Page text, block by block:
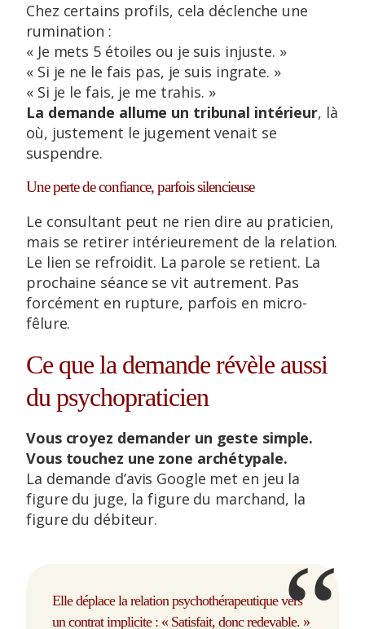
Chez certains profils, cela déclenche une
rumination :
« Je mets 5 étoiles ou je suis injuste. »
« Si je ne le fais pas, je suis ingrate. »
« Si je le fais, je me trahis. »
La demande allume un tribunal intérieur, là
où, justement le jugement venait se
suspendre.
Une perte de confiance, parfois silencieuse
Le consultant peut ne rien dire au praticien,
mais se retirer intérieurement de la relation.
Le lien se refroidit. La parole se retient. La
prochaine séance se vit autrement. Pas
forcément en rupture, parfois en micro-
fêlure.
Ce que la demande révèle aussi
du psychopraticien
Vous croyez demander un geste simple.
Vous touchez une zone archétypale.
La demande d’avis Google met en jeu la
figure du juge, la figure du marchand, la
figure du débiteur.
Elle déplace la relation psychothérapeutique vers
un contrat implicite : « Satisfait, donc redevable. »